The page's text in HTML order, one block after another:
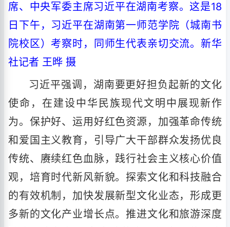
席、中央军委主席习近平在湖南考察。这是18
日下午，习近平在湖南第一师范学院（城南书
院校区）考察时，同师生代表亲切交流。新华
社记者 王晔 摄
习近平强调，湖南要更好担负起新的文化
使命，在建设中华民族现代文明中展现新作
为。保护好、运用好红色资源，加强革命传统
和爱国主义教育，引导广大干部群众发扬优良
传统、赓续红色血脉，践行社会主义核心价值
观，培育时代新风新貌。探索文化和科技融合
的有效机制，加快发展新型文化业态，形成更
多新的文化产业增长点。推进文化和旅游深度